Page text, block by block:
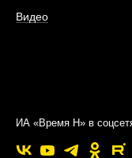
Видео
ИА «Время Н» в